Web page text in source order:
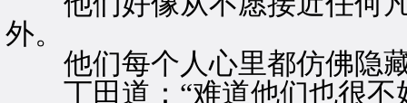
外。
他们每个人心里都仿佛隐藏
丁田道：“难道他们也很不